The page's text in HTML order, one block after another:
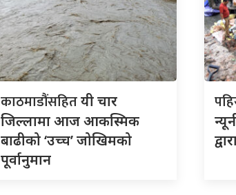
काठमाडौंसहितयी चार
जिल्लामा आज आकस्मिक
बाढीको ‘उच्च’ जोखिमको
पूर्वानुमान